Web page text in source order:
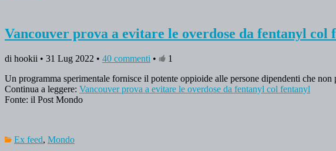
Vancouver prova a evitare le overdose da fentanyl col
di hookii • 31 Lug 2022 • 40 commenti •
1
Un programma sperimentale fornisce il potente oppioide alle persone dipendenti che
Continua a leggere: Vancouver prova a evitare le overdose da fentanyl col fentanyl
Fonte: il Post Mondo
Ex feed, Mondo